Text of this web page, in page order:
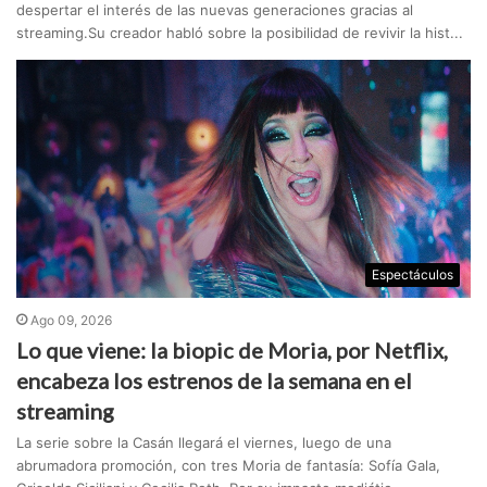
despertar el interés de las nuevas generaciones gracias al
streaming.Su creador habló sobre la posibilidad de revivir la hist...
Espectáculos
Ago 09, 2026
Lo que viene: la biopic de Moria, por Netflix,
encabeza los estrenos de la semana en el
streaming
La serie sobre la Casán llegará el viernes, luego de una
abrumadora promoción, con tres Moria de fantasía: Sofía Gala,